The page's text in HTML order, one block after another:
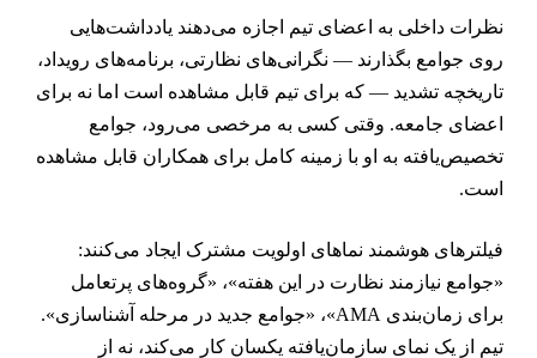
داخلی به اعضای تیم اجازه می‌دهند یادداشت‌هایی
جوامع بگذارند — نگرانی‌های نظارتی، برنامه‌های رویداد،
تشدید — که برای تیم قابل مشاهده است اما نه برای
جامعه. وقتی کسی به مرخصی می‌رود، جوامع
به او با زمینه کامل برای همکاران قابل مشاهده
هوشمند نماهای اولویت مشترک ایجاد می‌کنند:
نیازمند نظارت در این هفته»، «گروه‌های پرتعامل
برای زمان‌بندی AMA»، «جوامع جدید در مرحله آشناسازی».
از یک نمای سازمان‌یافته یکسان کار می‌کند، نه از